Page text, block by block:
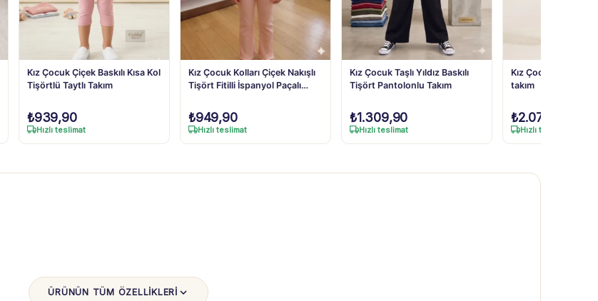
Kız Çocuk Çiçek Baskılı Kısa Kol
Tişörtlü Taytlı Takım
₺939,90
Hızlı teslimat
Kız Çocuk Kolları Çiçek Nakışlı
Tişört Fitilli İspanyol Paçalı
₺949,90
Hızlı teslimat
Kız Çocuk Taşlı Yıldız Baskılı
Tişört Pantolonlu Takım
₺1.309,90
Hızlı teslimat
Kız Çocuk Çiçek
takım
₺2.079,90
Hızlı teslimat
ÜRÜNÜN TÜM ÖZELLİKLERİ